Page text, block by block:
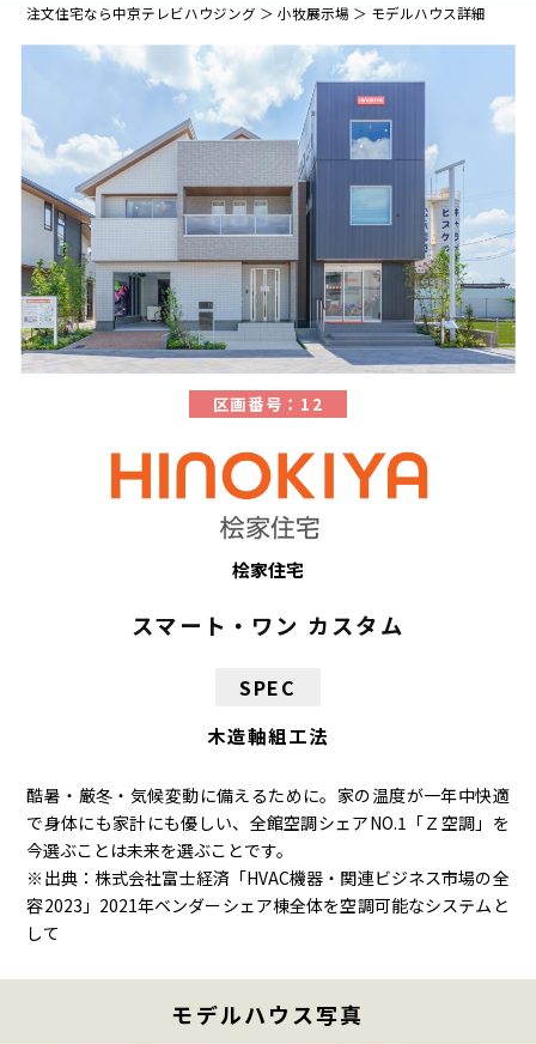
注文住宅なら中京テレビハウジング 小牧展示場 モデルハウス詳細
区画番号：12
桧家住宅
スマート・ワン カスタム
SPEC
木造軸組工法
酷暑・厳冬・気候変動に備えるために。家の温度が一年中快適
で身体にも家計にも優しい、全館空調シェアNO.1「Ｚ空調」を
今選ぶことは未来を選ぶことです。
※出典：株式会社富士経済「HVAC機器・関連ビジネス市場の全
容2023」2021年ベンダーシェア棟全体を空調可能なシステムと
して
モデルハウス写真